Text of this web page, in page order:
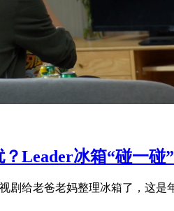
Leader冰箱“碰一碰
剧给老爸老妈整理冰箱了，这是